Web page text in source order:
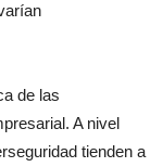
de las
A nivel
tienden a